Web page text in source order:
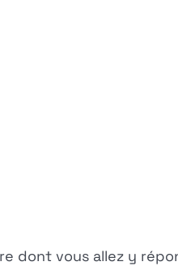
dont vous allez y